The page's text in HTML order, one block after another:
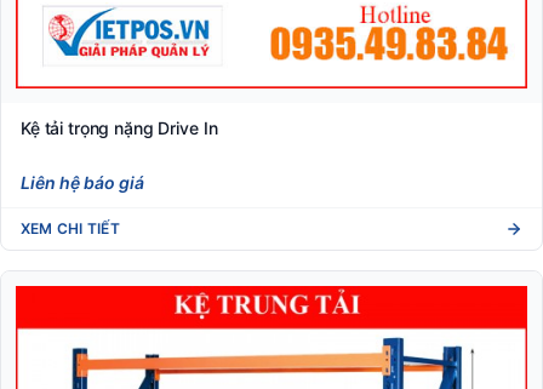
Kệ tải trọng nặng Drive In
Liên hệ báo giá
XEM CHI TIẾT